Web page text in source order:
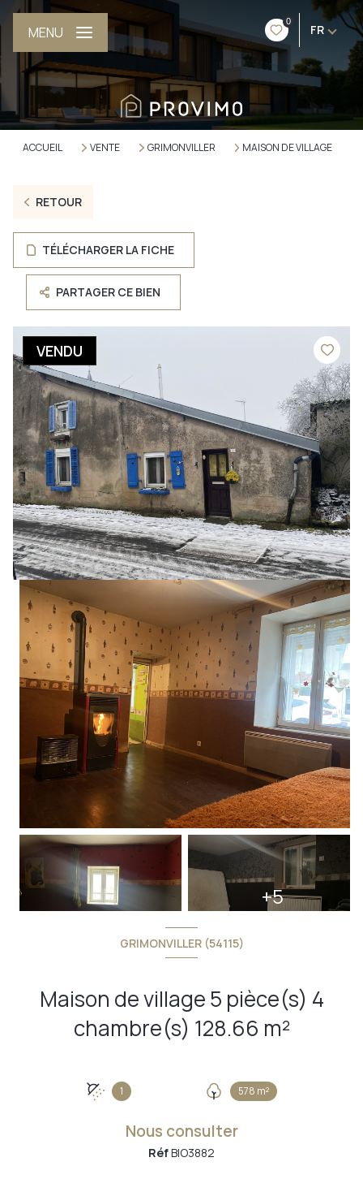
0
FR
MENU
ACCUEIL VENTE GRIMONVILLER MAISON DE VILLAGE
RETOUR
TÉLÉCHARGER LA FICHE
PARTAGER CE BIEN
VENDU
+5
GRIMONVILLER (54115)
Maison de village 5 pièce(s) 4
chambre(s) 128.66 m²
1 578 m²
Nous consulter
RéfBIO3882